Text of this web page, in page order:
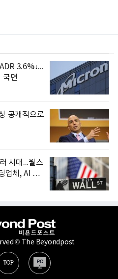
3.6%↓...
국면
공개적으로
시대...월스
업체, AI 기
© The Beyondpost